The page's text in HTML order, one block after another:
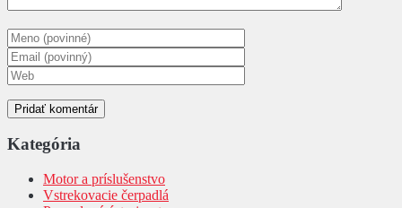
Kategória
Motor a príslušenstvo
Vstrekovacie čerpadlá